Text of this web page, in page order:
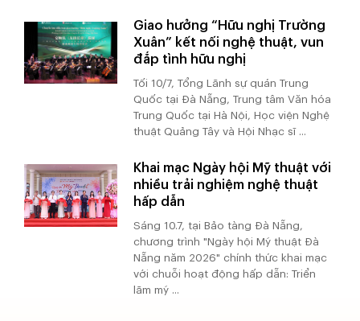
Giao hưởng “Hữu nghị Trường
Xuân” kết nối nghệ thuật, vun
đắp tình hữu nghị
Tối 10/7, Tổng Lãnh sự quán Trung
Quốc tại Đà Nẵng, Trung tâm Văn hóa
Trung Quốc tại Hà Nội, Học viện Nghệ
thuật Quảng Tây và Hội Nhạc sĩ ...
Khai mạc Ngày hội Mỹ thuật với
nhiều trải nghiệm nghệ thuật
hấp dẫn
Sáng 10.7, tại Bảo tàng Đà Nẵng,
chương trình "Ngày hội Mỹ thuật Đà
Nẵng năm 2026" chính thức khai mạc
với chuỗi hoạt động hấp dẫn: Triển
lãm mỹ ...